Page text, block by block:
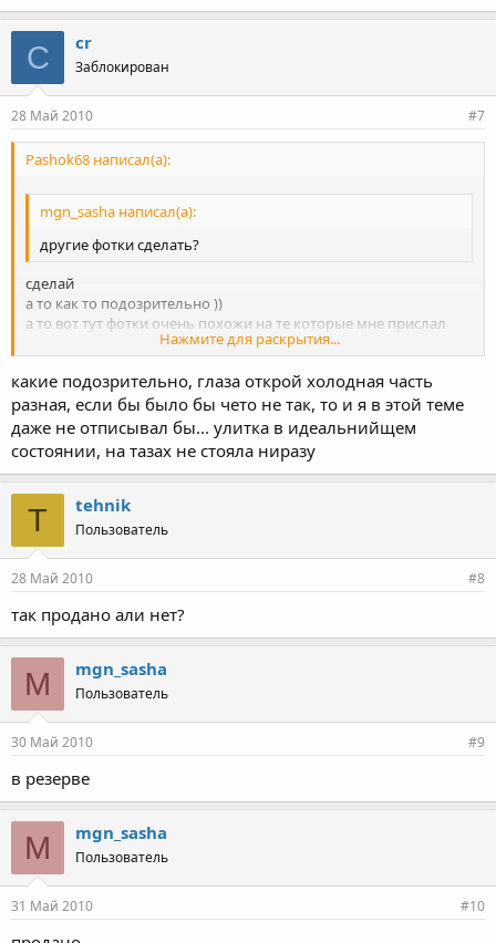
C cr
Заблокирован
28 Май 2010 #7
Pashok68 написал(а):
mgn_sasha написал(а):
другие фотки сделать?
Нажмите для раскрытия...
сделай
а то как то подозрительно ))
а то вот тут фотки очень похожи на те которые мне прислал
viewtopic.php?f=3&t=2528
Нажмите для раскрытия...
какие подозрительно, глаза открой холодная часть
разная, если бы было бы чето не так, то и я в этой теме
даже не отписывал бы... улитка в идеальнийщем
состоянии, на тазах не стояла ниразу
T tehnik
Пользователь
28 Май 2010 #8
так продано али нет?
M mgn_sasha
Пользователь
30 Май 2010 #9
в резерве
M mgn_sasha
Пользователь
31 Май 2010 #10